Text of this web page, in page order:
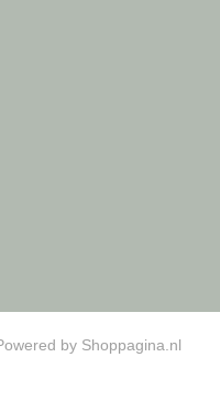
by Shoppagina.nl